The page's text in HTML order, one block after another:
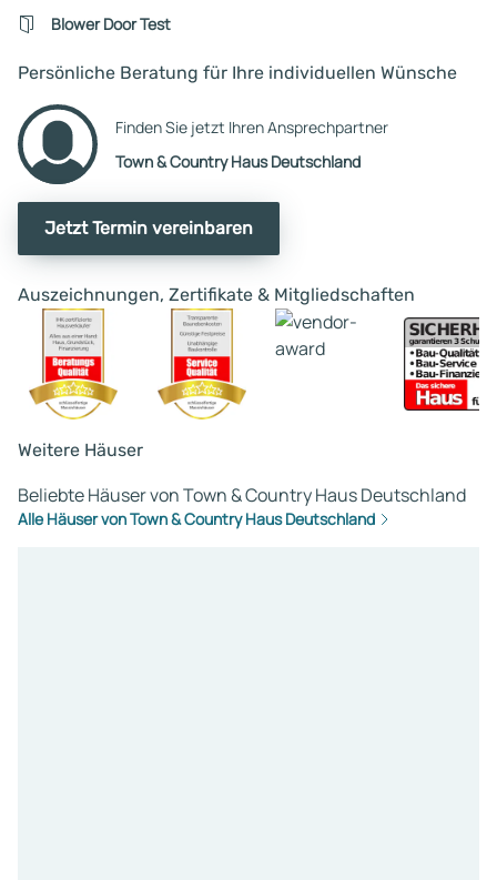
Blower Door Test
Persönliche Beratung für Ihre individuellen Wünsche
Finden Sie jetzt Ihren Ansprechpartner
Town & Country Haus Deutschland
Jetzt Termin vereinbaren
Auszeichnungen, Zertifikate & Mitgliedschaften
Weitere Häuser
Beliebte Häuser von Town & Country Haus Deutschland
Alle Häuser von Town & Country Haus Deutschland